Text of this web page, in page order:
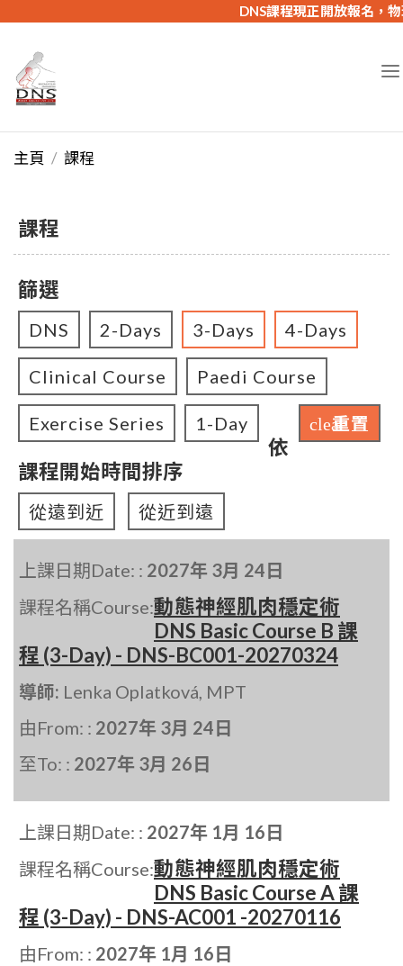
DNS課程現正開放報名，物
主頁 課程
課程
篩選
DNS 2-Days 3-Days 4-Days
Clinical Course Paedi Course
Exercise Series 1-Day clear重置
依
課程開始時間排序
從遠到近 從近到遠
上課日期Date: : 2027年 3月 24日
課程名稱Course:動態神經肌肉穩定術
DNS Basic Course B 課
程 (3-Day) - DNS-BC001-20270324
導師: Lenka Oplatková, MPT
由From: : 2027年 3月 24日
至To: : 2027年 3月 26日
上課日期Date: : 2027年 1月 16日
課程名稱Course:動態神經肌肉穩定術
DNS Basic Course A 課
程 (3-Day) - DNS-AC001 -20270116
由From: : 2027年 1月 16日